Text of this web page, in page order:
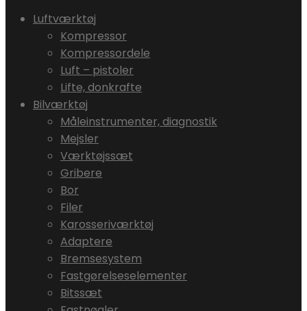
Luftværktøj
Kompressor
Kompressordele
Luft – pistoler
Lifte, donkrafte
Bilværktøj
Måleinstrumenter, diagnostik
Mejsler
Værktøjssæt
Gribere
Bor
Filer
Karosseriværktøj
Adaptere
Bremsesystem
Fastgørelseselementer
Bitssæt